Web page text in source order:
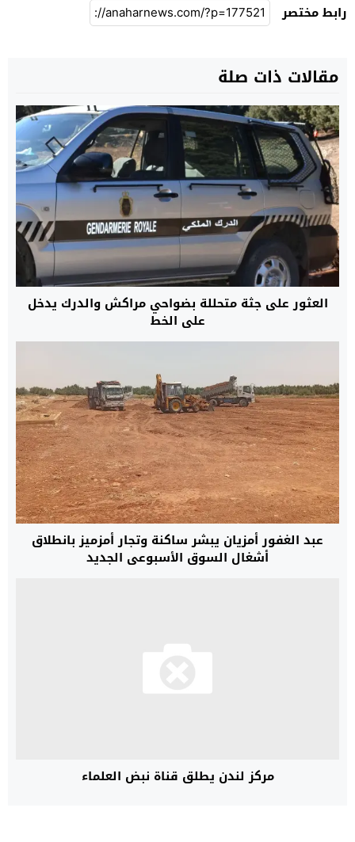
رابط مختصر
مقالات ذات صلة
العثور على جثة متحللة بضواحي مراكش والدرك يدخل
على الخط
عبد الغفور أمزيان يبشر ساكنة وتجار أمزميز بانطلاق
أشغال السوق الأسبوعي الجديد
مركز لندن يطلق قناة نبض العلماء